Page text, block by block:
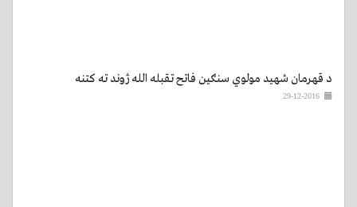
د قهرمان شهید مولوي سنګین فاتح تقبله الله ژوند ته کتنه
29-12-2016